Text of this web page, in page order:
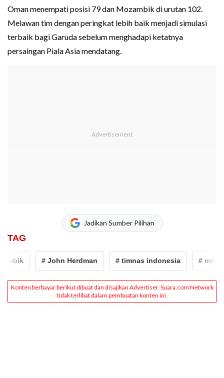
Oman menempati posisi 79 dan Mozambik di urutan 102.
Melawan tim dengan peringkat lebih baik menjadi simulasi
terbaik bagi Garuda sebelum menghadapi ketatnya
persaingan Piala Asia mendatang.
Jadikan Sumber Pilihan
TAG
# John Herdman # timnas indonesia #